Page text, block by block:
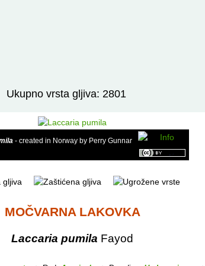
Ukupno vrsta gljiva: 2801
- created in Norway by Perry Gunnar
MOČVARNA LAKOVKA
Laccaria pumila Fayod